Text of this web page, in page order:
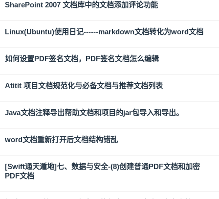
SharePoint 2007 文档库中的文档添加评论功能
Linux(Ubuntu)使用日记------markdown文档转化为word文档
如何设置PDF签名文档，PDF签名文档怎么编辑
Atitit 项目文档规范化与必备文档与推荐文档列表
Java文档注释导出帮助文档和项目的jar包导入和导出。
word文档重新打开后文档结构错乱
[Swift通天遁地]七、数据与安全-(8)创建普通PDF文档和加密
PDF文档